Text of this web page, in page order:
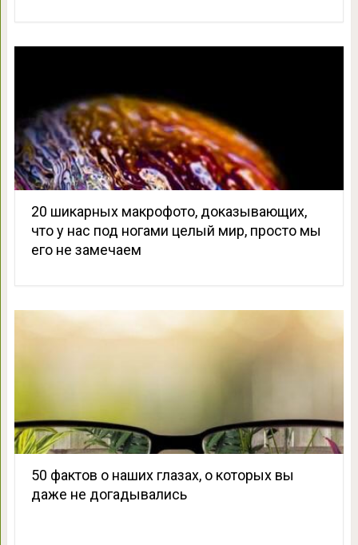
20 шикарных макрофото, доказывающих,
что у нас под ногами целый мир, просто мы
его не замечаем
50 фактов о наших глазах, о которых вы
даже не догадывались